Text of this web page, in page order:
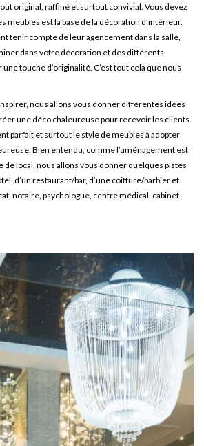
original, raffiné et surtout convivial. Vous devez
meubles est la base de la décoration d’intérieur.
tenir compte de leur agencement dans la salle,
dans votre décoration et des différents
touche d’originalité. C’est tout cela que nous
nous allons vous donner différentes idées
une déco chaleureuse pour recevoir les clients.
parfait et surtout le style de meubles à adopter
Bien entendu, comme l’aménagement est
de local, nous allons vous donner quelques pistes
d’un restaurant/bar, d’une coiffure/barbier et
notaire, psychologue, centre médical, cabinet